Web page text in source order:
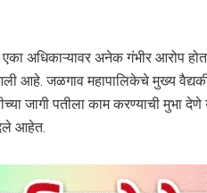
एका अधिकाऱ्यावर अनेक गंभीर आरोप
आहे. जळगाव महापालिकेचे मुख्य
जागी पतीला काम करण्याची मुभा
आहेत.